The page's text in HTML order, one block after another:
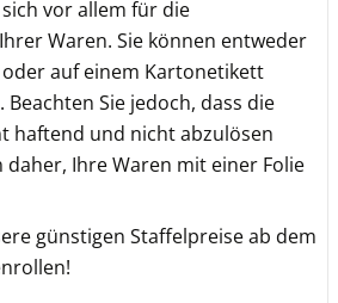
vor allem für die
Waren. Sie können entweder
auf einem Kartonetikett
Sie jedoch, dass die
haftend und nicht abzulösen
Ihre Waren mit einer Folie
günstigen Staffelpreise ab dem